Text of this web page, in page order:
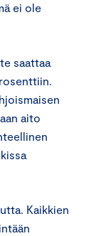
ei ole
saattaa
aito
Kaikkien